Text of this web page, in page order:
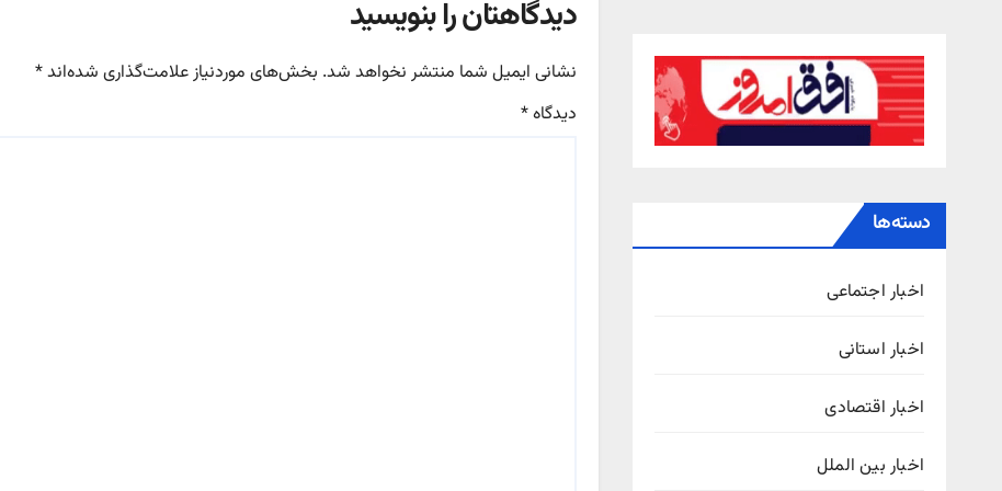
دسته‌ها
اخبار اجتماعی
اخبار استانی
اخبار اقتصادی
اخبار بین الملل
دیدگاهتان را بنویسید
نشانی ایمیل شما منتشر نخواهد شد. بخش‌های موردنیاز علامت‌گذاری شده‌اند*
دیدگاه*